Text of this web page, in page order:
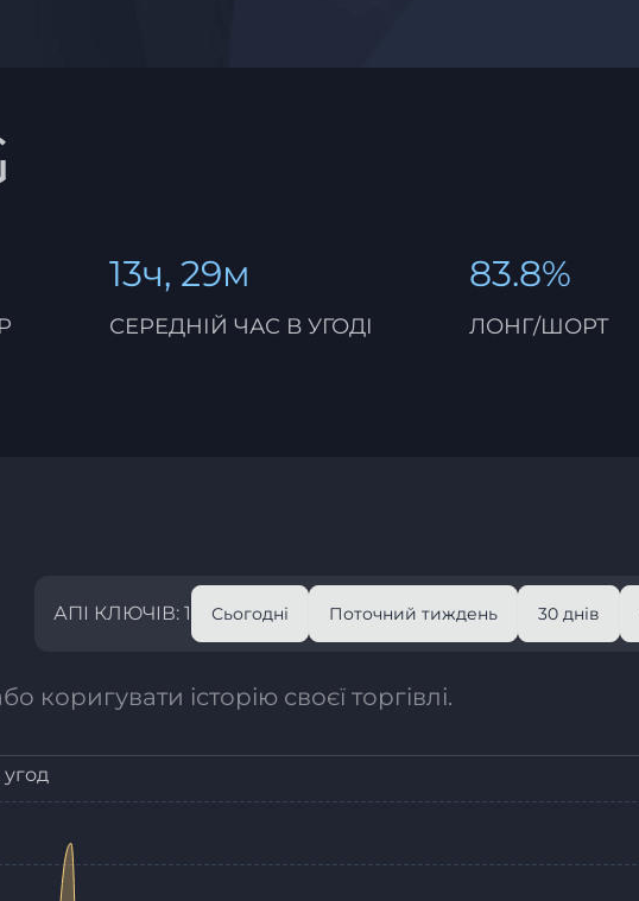
13ч, 29м
СЕРЕДНІЙ ЧАС В УГОДІ
83.8%
ЛОНГ/ШОРТ
АПІ КЛЮЧІВ: 1 Сьогодні Поточний тиждень 30 днів
історію своєї торгівлі.